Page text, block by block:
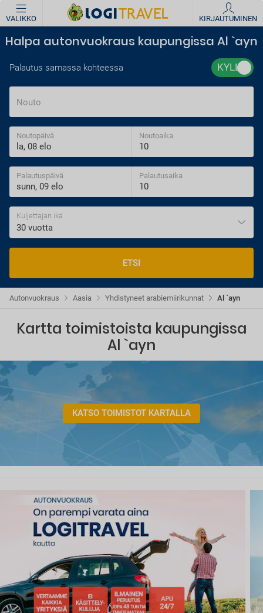
VALIKKO KIRJAUTUMINEN
Halpa autonvuokraus kaupungissa Al `ayn
Palautus samassa kohteessa
Nouto
Noutopäivä Noutoaika
Palautuspäivä Palautusaika
Kuljettajan ikä
30 vuotta
ETSI
Al `ayn
Yhdistyneet arabiemiirikunnat
Aasia
Autonvuokraus
Kartta toimistoista kaupungissa
Al `ayn
KATSO TOIMISTOT KARTALLA